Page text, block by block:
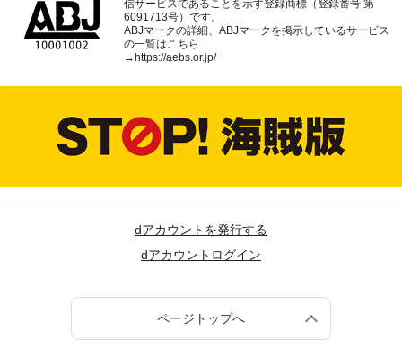
信サービスであることを示す登録商標（登録番号 第
6091713号）です。
ABJマークの詳細、ABJマークを掲示しているサービス
の一覧はこちら
→ https://aebs.or.jp/
dアカウントを発行する
dアカウントログイン
ページトップへ